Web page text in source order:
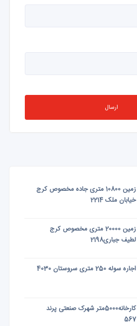
ارسال
زمین 10800 متری جاده مخصوص کرج
خیابان ملک 2214
زمین 20000 متری مخصوص کرج
لطیف جباری2198
اجاره سوله 250 متری سروستان 4030
کارخانه5000متر شهرک صنعتی پرند
567